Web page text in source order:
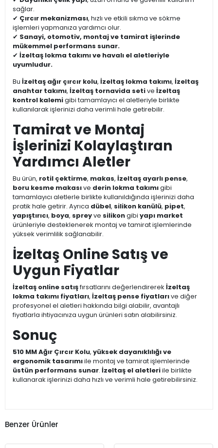
sağlar.
✔ Çırcır mekanizması, hızlı ve etkili sıkma ve sökme
işlemleri yapmanıza yardımcı olur.
✔ Sanayi, otomotiv, montaj ve tamirat işlerinde
mükemmel performans sunar.
✔ İzeltaş lokma takımı ve havalı el aletleriyle
uyumludur.
Bu İzeltaş ağır çırcır kolu, İzeltaş lokma takımı, İzeltaş
anahtar takımı, İzeltaş tornavida setive İzeltaş
kontrol kalemigibi tamamlayıcı el aletleriyle birlikte
kullanılarak işlerinizi daha verimli hale getirebilir.
Tamirat ve Montaj
İşlerinizi Kolaylaştıran
Yardımcı Aletler
Bu ürün, rotil çektirme, makas, İzeltaş ayarlı pense,
boru kesme makasıve derin lokma takımıgibi
tamamlayıcı aletlerle birlikte kullanıldığında işlerinizi daha
pratik hale getirir. Ayrıca dübel, silikon kanülü, pipet,
yapıştırıcı, boya, spreyve silikongibi yapı market
ürünleriyle desteklenerek montaj ve tamirat işlemlerinde
yüksek verimlilik sağlanabilir.
İzeltaş Online Satış ve
Uygun Fiyatlar
İzeltaş online satışfırsatlarını değerlendirerek İzeltaş
lokma takımı fiyatları, İzeltaş pense fiyatlarıve diğer
profesyonel el aletleri hakkında bilgi alabilir, avantajlı
fiyatlarla ihtiyacınıza uygun ürünleri satın alabilirsiniz.
Sonuç
510 MM Ağır Çırcır Kolu, yüksek dayanıklılığı ve
ergonomik tasarımıile montaj ve tamirat işlemlerinde
üstün performans sunar. İzeltaş el aletleriile birlikte
kullanarak işlerinizi daha hızlı ve verimli hale getirebilirsiniz.
Benzer Ürünler